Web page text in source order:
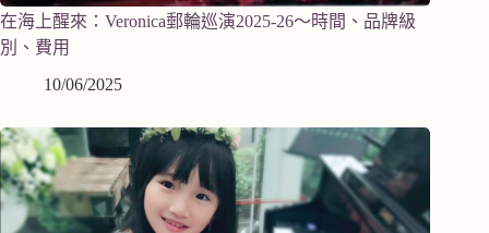
在海上醒來：Veronica郵輪巡演2025-26～時間、品牌級
別、費用
10/06/2025